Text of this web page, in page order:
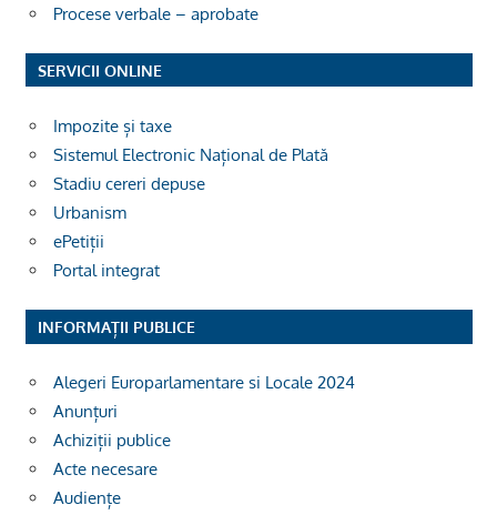
Procese verbale – aprobate
SERVICII ONLINE
Impozite și taxe
Sistemul Electronic Național de Plată
Stadiu cereri depuse
Urbanism
ePetiții
Portal integrat
INFORMAȚII PUBLICE
Alegeri Europarlamentare si Locale 2024
Anunțuri
Achiziții publice
Acte necesare
Audiențe